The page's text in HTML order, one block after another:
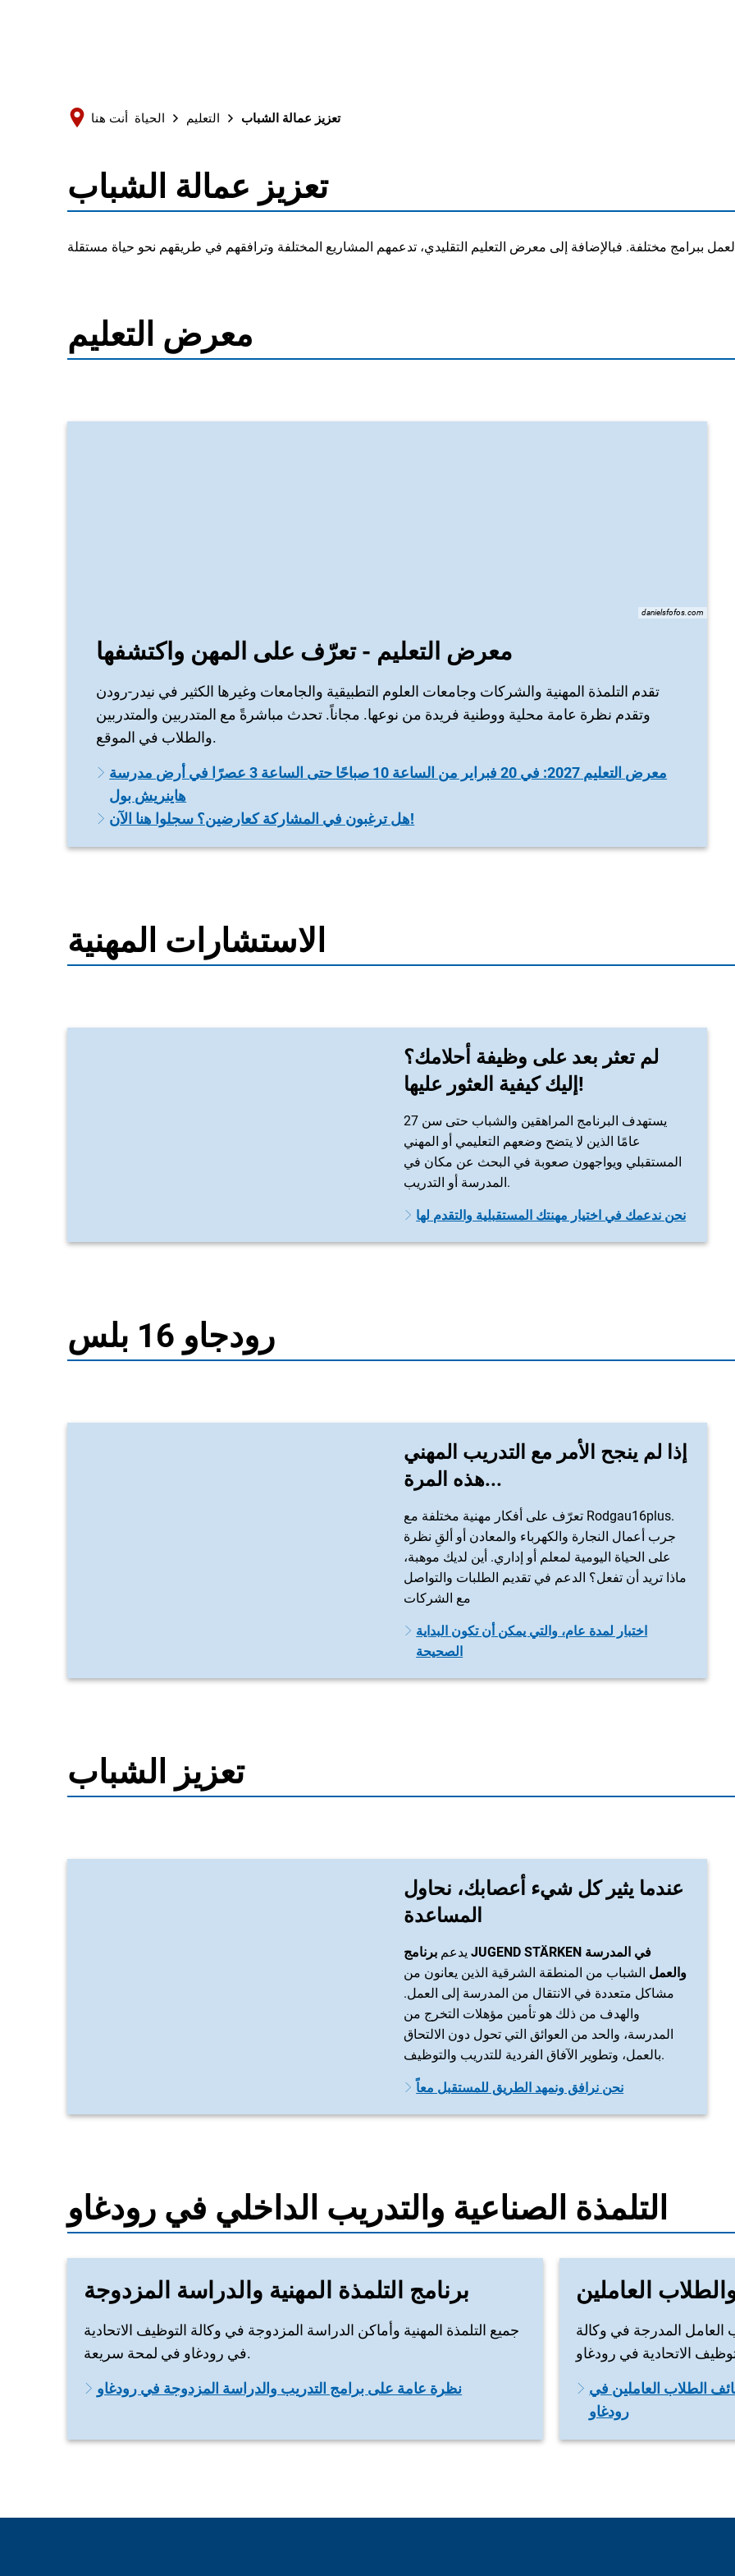
أنت هنا الحياة التعليم تعزيز عمالة الشباب
عمالة
تعزيز عمالة الشباب
معرض التعليم
danielsfofos.com
معرض التعليم - تعرّف على المهن واكتشفها
تقدم التلمذة المهنية والشركات وجامعات العلوم التطبيقية والجامعات وغيرها الكثير في نيدر-رودن
وتقدم نظرة عامة محلية ووطنية فريدة من نوعها. مجاناً. تحدث مباشرةً مع المتدربين والمتدربين
والطلاب في الموقع.
معرض التعليم 2027: في 20 فبراير من الساعة 10 صباحًا حتى الساعة 3 عصرًا في أرض مدرسة
هاينريش بول
هل ترغبون في المشاركة كعارضين؟ سجلوا هنا الآن!
الاستشارات المهنية
لم تعثر بعد على وظيفة أحلامك؟
إليك كيفية العثور عليها!
يستهدف البرنامج المراهقين والشباب حتى سن 27
عامًا الذين لا يتضح وضعهم التعليمي أو المهني
المستقبلي ويواجهون صعوبة في البحث عن مكان في
المدرسة أو التدريب.
نحن ندعمك في اختيار مهنتك المستقبلية والتقدم لها
رودجاو 16 بلس
إذا لم ينجح الأمر مع التدريب المهني
هذه المرة...
تعرّف على أفكار مهنية مختلفة مع Rodgau16plus.
جرب أعمال النجارة والكهرباء والمعادن أو ألقِ نظرة
على الحياة اليومية لمعلم أو إداري. أين لديك موهبة،
ماذا تريد أن تفعل؟ الدعم في تقديم الطلبات والتواصل
مع الشركات
اختبار لمدة عام، والتي يمكن أن تكون البداية
الصحيحة
تعزيز الشباب
عندما يثير كل شيء أعصابك، نحاول
المساعدة
يدعم برنامج JUGEND STÄRKEN في المدرسة
والعمل الشباب من المنطقة الشرقية الذين يعانون من
مشاكل متعددة في الانتقال من المدرسة إلى العمل.
والهدف من ذلك هو تأمين مؤهلات التخرج من
المدرسة، والحد من العوائق التي تحول دون الالتحاق
بالعمل، وتطوير الآفاق الفردية للتدريب والتوظيف.
نحن نرافق ونمهد الطريق للمستقبل معاً
التلمذة الصناعية والتدريب الداخلي في رودغاو
برنامج التلمذة المهنية والدراسة المزدوجة
جميع التلمذة المهنية وأماكن الدراسة المزدوجة في وكالة التوظيف الاتحادية
في رودغاو في لمحة سريعة.
نظرة عامة على برامج التدريب والدراسة المزدوجة في رودغاو
العاملين
العامل المدرجة في وكالة
الطلاب العاملين في
رودغاو